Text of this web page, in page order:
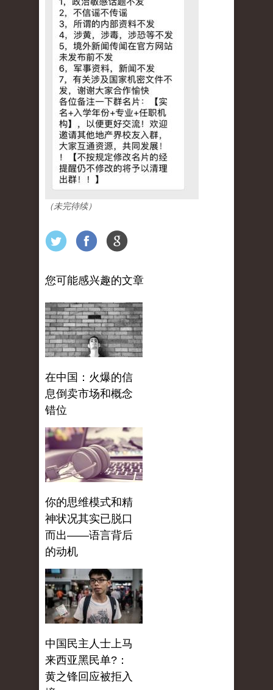
（未完待续）
您可能感兴趣的文章
在中国：火爆的信
息倒卖市场和概念
错位
你的思维模式和精
神状况其实已脱口
而出——语言背后
的动机
中国民主人士上马
来西亚黑民单?：
黄之锋回应被拒入